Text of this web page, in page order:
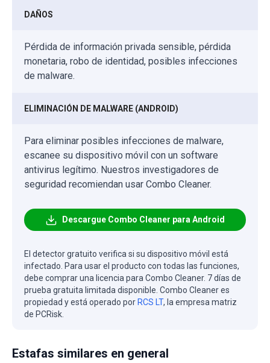
DAÑOS
Pérdida de información privada sensible, pérdida
monetaria, robo de identidad, posibles infecciones
de malware.
ELIMINACIÓN DE MALWARE (ANDROID)
Para eliminar posibles infecciones de malware,
escanee su dispositivo móvil con un software
antivirus legítimo. Nuestros investigadores de
seguridad recomiendan usar Combo Cleaner.
Descargue Combo Cleaner para Android
El detector gratuito verifica si su dispositivo móvil está
infectado. Para usar el producto con todas las funciones,
debe comprar una licencia para Combo Cleaner. 7 días de
prueba gratuita limitada disponible. Combo Cleaner es
propiedad y está operado por RCS LT, la empresa matriz
de PCRisk.
Estafas similares en general